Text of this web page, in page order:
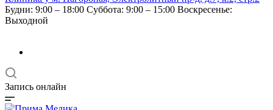
Будни: 9:00 – 18:00 Суббота: 9:00 – 15:00 Воскресенье:
Выходной
Запись онлайн